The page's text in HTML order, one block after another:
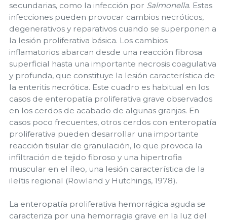
secundarias, como la infección por Salmonella. Estas
infecciones pueden provocar cambios necróticos,
degenerativos y reparativos cuando se superponen a
la lesión proliferativa básica. Los cambios
inflamatorios abarcan desde una reacción fibrosa
superficial hasta una importante necrosis coagulativa
y profunda, que constituye la lesión característica de
la enteritis necrótica. Este cuadro es habitual en los
casos de enteropatía proliferativa grave observados
en los cerdos de acabado de algunas granjas. En
casos poco frecuentes, otros cerdos con enteropatía
proliferativa pueden desarrollar una importante
reacción tisular de granulación, lo que provoca la
infiltración de tejido fibroso y una hipertrofia
muscular en el íleo, una lesión característica de la
ileítis regional (Rowland y Hutchings, 1978).
La enteropatía proliferativa hemorrágica aguda se
caracteriza por una hemorragia grave en la luz del